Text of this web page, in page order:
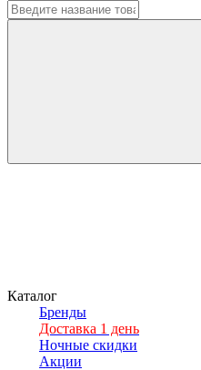
Каталог
Бренды
Доставка 1 день
Ночные скидки
Акции